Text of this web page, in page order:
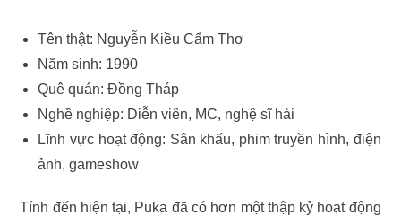
Tên thật: Nguyễn Kiều Cẩm Thơ
Năm sinh: 1990
Quê quán: Đồng Tháp
Nghề nghiệp: Diễn viên, MC, nghệ sĩ hài
Lĩnh vực hoạt động: Sân khấu, phim truyền hình, điện
ảnh, gameshow
Tính đến hiện tại, Puka đã có hơn một thập kỷ hoạt động